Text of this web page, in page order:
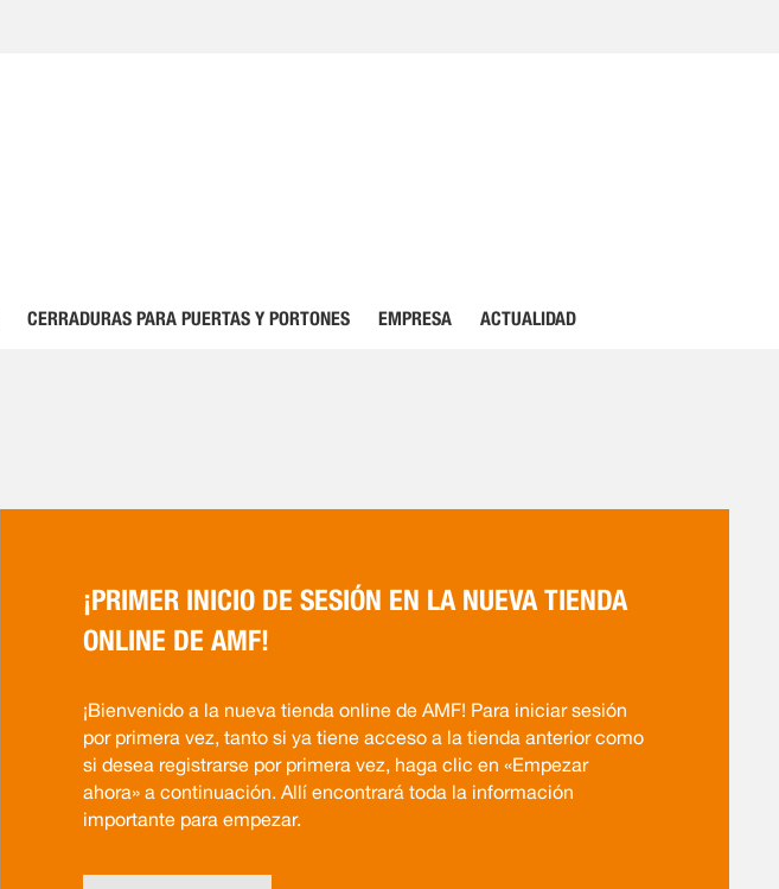
CERRADURAS PARA PUERTAS Y PORTONES EMPRESA ACTUALIDAD
¡PRIMER INICIO DE SESIÓN EN LA NUEVA TIENDA
ONLINE DE AMF!
¡Bienvenido a la nueva tienda online de AMF! Para iniciar sesión
por primera vez, tanto si ya tiene acceso a la tienda anterior como
si desea registrarse por primera vez, haga clic en «Empezar
ahora» a continuación. Allí encontrará toda la información
importante para empezar.